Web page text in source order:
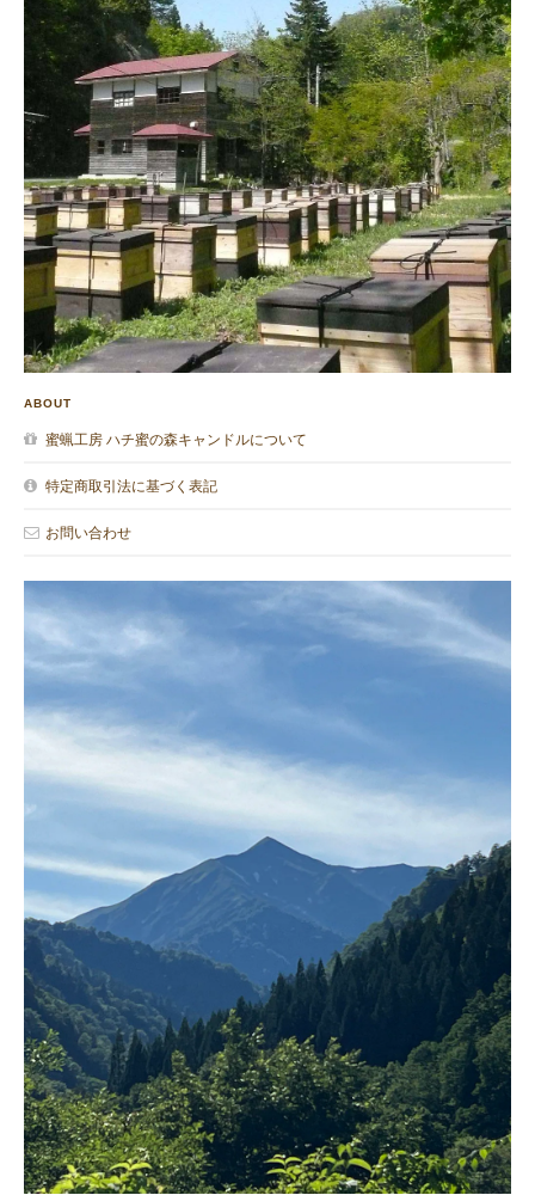
ABOUT
蜜蝋工房 ハチ蜜の森キャンドルについて
特定商取引法に基づく表記
お問い合わせ